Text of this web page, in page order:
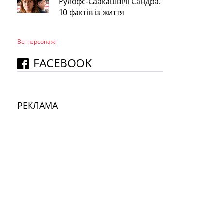
10 фактів із життя
Всі персонажi
FACEBOOK
РЕКЛАМА